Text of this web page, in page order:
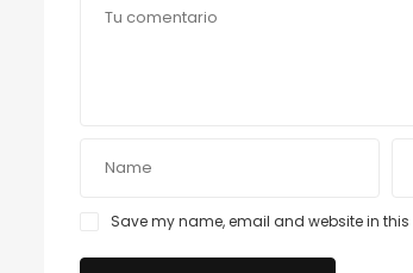
Save my name, email and website in